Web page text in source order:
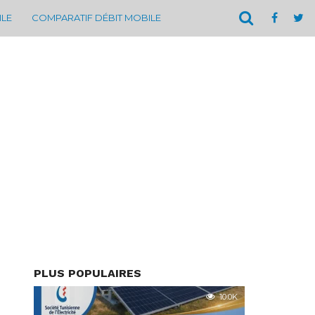
COMPARATIF DÉBIT MOBILE
PLUS POPULAIRES
10.0K